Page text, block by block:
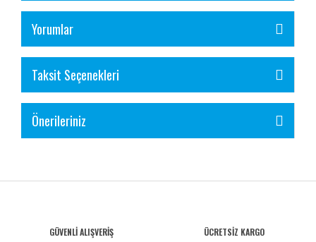
Yorumlar
Taksit Seçenekleri
Önerileriniz
GÜVENLİ ALIŞVERİŞ ÜCRETSİZ KARGO